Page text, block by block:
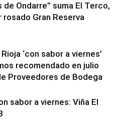
de Ondarre” suma El Terco,
rosado Gran Reserva
‘con sabor a viernes’
recomendado en julio
Proveedores de Bodega
sabor a viernes: Viña El